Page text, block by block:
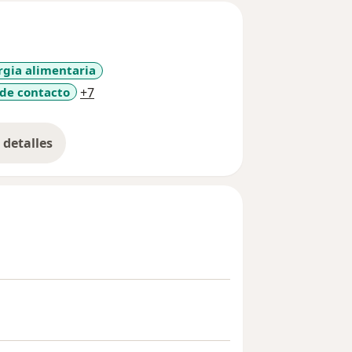
alimentaria
contacto
+7a11y_sr_more_diseases
la experiencia